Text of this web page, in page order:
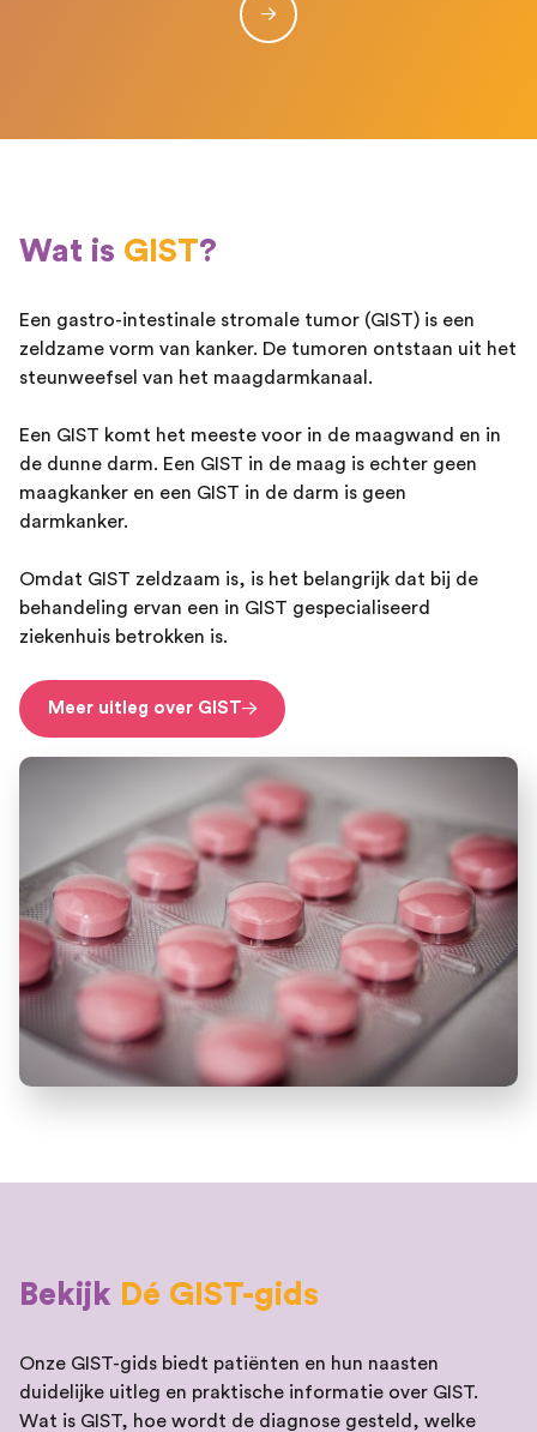
Wat is GIST?
Een gastro-intestinale stromale tumor (GIST) is een
zeldzame vorm van kanker. De tumoren ontstaan uit het
steunweefsel van het maagdarmkanaal.
Een GIST komt het meeste voor in de maagwand en in
de dunne darm. Een GIST in de maag is echter geen
maagkanker en een GIST in de darm is geen
darmkanker.
Omdat GIST zeldzaam is, is het belangrijk dat bij de
behandeling ervan een in GIST gespecialiseerd
ziekenhuis betrokken is.
Meer uitleg over GIST
Bekijk Dé GIST-gids
Onze GIST-gids biedt patiënten en hun naasten
duidelijke uitleg en praktische informatie over GIST.
Wat is GIST, hoe wordt de diagnose gesteld, welke